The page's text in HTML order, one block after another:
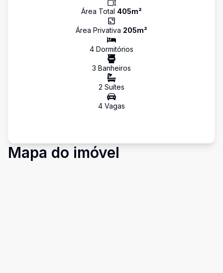
Área Total 405m²
Área Privativa 205m²
4 Dormitórios
3 Banheiros
2 Suítes
4 Vagas
Mapa do imóvel